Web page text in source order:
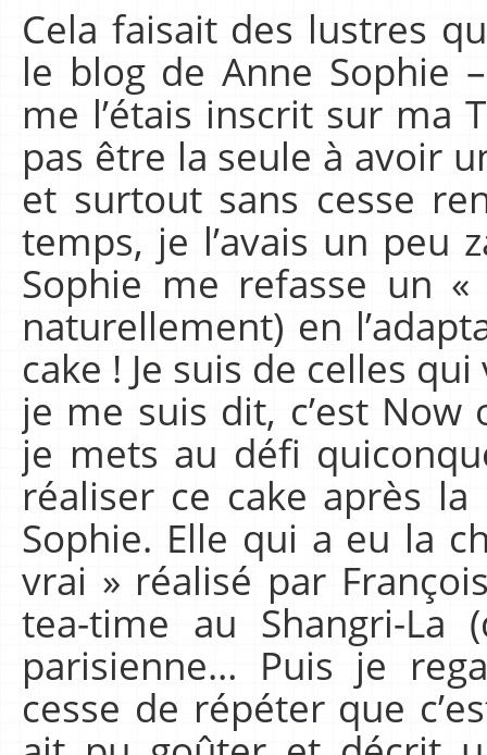
Cela faisait des lustres
le blog de Anne Sophie
me l’étais inscrit sur ma
pas être la seule à avoir
et surtout sans cesse
temps, je l’avais un peu
Sophie me refasse un
naturellement) en
cake ! Je suis de celles
je me suis dit, c’est
je mets au défi
réaliser ce cake après la
Sophie. Elle qui a eu la
vrai » réalisé par
tea-time au Shangri-La
parisienne… Puis je
cesse de répéter que